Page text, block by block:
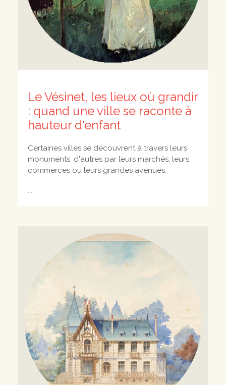
Le Vésinet, les lieux où grandir
: quand une ville se raconte à
hauteur d'enfant
Certaines villes se découvrent à travers leurs
monuments, d'autres par leurs marchés, leurs
commerces ou leurs grandes avenues.
...